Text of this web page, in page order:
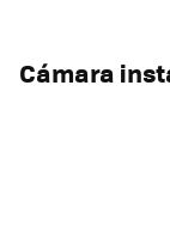
Cámara